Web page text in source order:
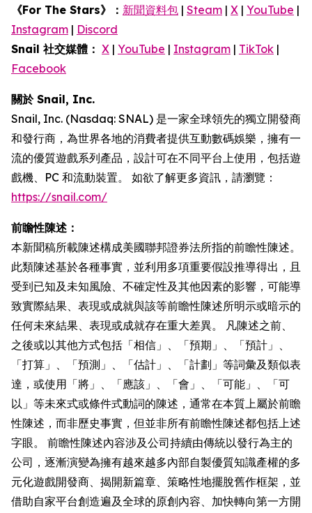
《For The Stars》： 新聞資料包 | Steam | X | YouTube |
Instagram | Discord
Snail 社交媒體： X | YouTube | Instagram | TikTok |
Facebook
關於 Snail, Inc.
Snail, Inc. (Nasdaq: SNAL) 是一家全球領先的獨立開發商
和發行商，為世界各地的消費者提供互動數碼娛樂，擁有一
流的優質遊戲系列產品，設計可在不同平台上使用，包括遊
戲機、PC 和流動裝置。 如欲了解更多資訊，請瀏覽：
https://snail.com/
前瞻性陳述：
本新聞稿所載陳述構成美國聯邦證券法所指的前瞻性陳述。
此類陳述基於各種事實，並利用多項重要假設推導得出，且
受到已知及未知風險、不確定性及其他因素的影響，可能導
致實際結果、表現或成就與該等前瞻性陳述所明示或暗示的
任何未來結果、表現或成就存在重大差異。 凡陳述之前、
之後或以其他方式包括「相信」、「預期」、「預計」、
「打算」、「預測」、「估計」、「計劃」等詞彙及類似表
達，或使用「將」、「應該」、「會」、「可能」、「可
以」等未來式或條件式動詞的陳述，通常在本質上屬於前瞻
性陳述，而非歷史事實，但並非所有前瞻性陳述都包括上述
字眼。 前瞻性陳述內容涉及公司持續由傳統以發行為主的
公司，逐漸演變為擁有越來越多內部自製優質知識產權的多
元化遊戲開發商、揭開新篇章、策略性地擺脫舊作框架，並
借助自家平台創造遍及全球的原創內容、加快轉向第一方開